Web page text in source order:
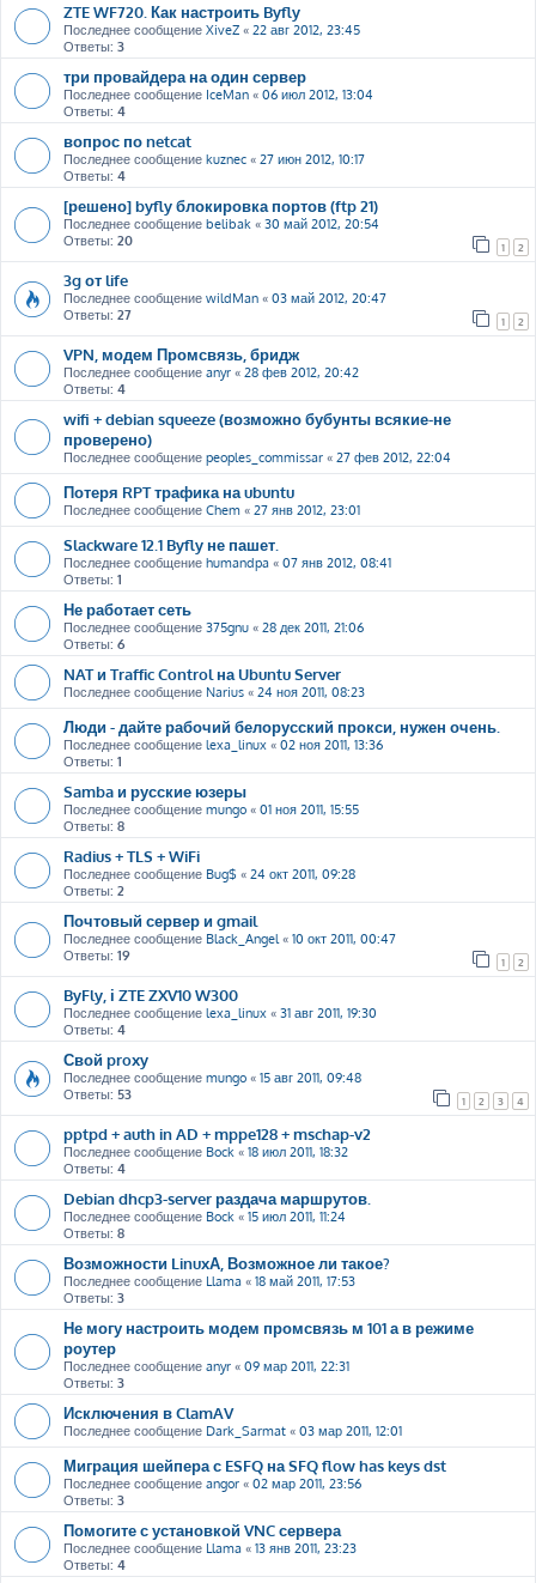
ZTE WF720. Как настроить Byfly
Последнее сообщение XiveZ « 22 авг 2012, 23:45
Ответы: 3
три провайдера на один сервер
Последнее сообщение IceMan « 06 июл 2012, 13:04
Ответы: 4
вопрос по netcat
Последнее сообщение kuznec « 27 июн 2012, 10:17
Ответы: 4
[решено] byfly блокировка портов (ftp 21)
Последнее сообщение belibak « 30 май 2012, 20:54
Ответы: 20 1 2
3g от life
Последнее сообщение wildMan « 03 май 2012, 20:47
Ответы: 27 1 2
VPN, модем Промсвязь, бридж
Последнее сообщение anyr « 28 фев 2012, 20:42
Ответы: 4
wifi + debian squeeze (возможно бубунты всякие-не
проверено)
Последнее сообщение peoples_commissar « 27 фев 2012, 22:04
Потеря RPT трафика на ubuntu
Последнее сообщение Chem « 27 янв 2012, 23:01
Slackware 12.1 Byfly не пашет.
Последнее сообщение humandpa « 07 янв 2012, 08:41
Ответы: 1
Не работает сеть
Последнее сообщение 375gnu « 28 дек 2011, 21:06
Ответы: 6
NAT и Traffic Control на Ubuntu Server
Последнее сообщение Narius « 24 ноя 2011, 08:23
Люди - дайте рабочий белорусский прокси, нужен очень.
Последнее сообщение lexa_linux « 02 ноя 2011, 13:36
Ответы: 1
Samba и русские юзеры
Последнее сообщение mungo « 01 ноя 2011, 15:55
Ответы: 8
Radius + TLS + WiFi
Последнее сообщение Bug$ « 24 окт 2011, 09:28
Ответы: 2
Почтовый сервер и gmail
Последнее сообщение Black_Angel« 10 окт 2011, 00:47
Ответы: 19 1 2
ByFly, і ZTE ZXV10 W300
Последнее сообщение lexa_linux « 31 авг 2011, 19:30
Ответы: 4
Свой proxy
Последнее сообщение mungo « 15 авг 2011, 09:48
Ответы: 53 1 2 3 4
pptpd + auth in AD + mppe128 + mschap-v2
Последнее сообщение Bock « 18 июл 2011, 18:32
Ответы: 4
Debian dhcp3-server раздача маршрутов.
Последнее сообщение Bock « 15 июл 2011, 11:24
Ответы: 8
Возможности LinuxА, Возможное ли такое?
Последнее сообщение Llama « 18 май 2011, 17:53
Ответы: 3
Не могу настроить модем промсвязь м 101 а в режиме
роутер
Последнее сообщение anyr « 09 мар 2011, 22:31
Ответы: 3
Исключения в ClamAV
Последнее сообщение Dark_Sarmat « 03 мар 2011, 12:01
Миграция шейпера с ESFQ на SFQ flow has keys dst
Последнее сообщение angor « 02 мар 2011, 23:56
Ответы: 3
Помогите с установкой VNC сервера
Последнее сообщение Llama « 13 янв 2011, 23:23
Ответы: 4